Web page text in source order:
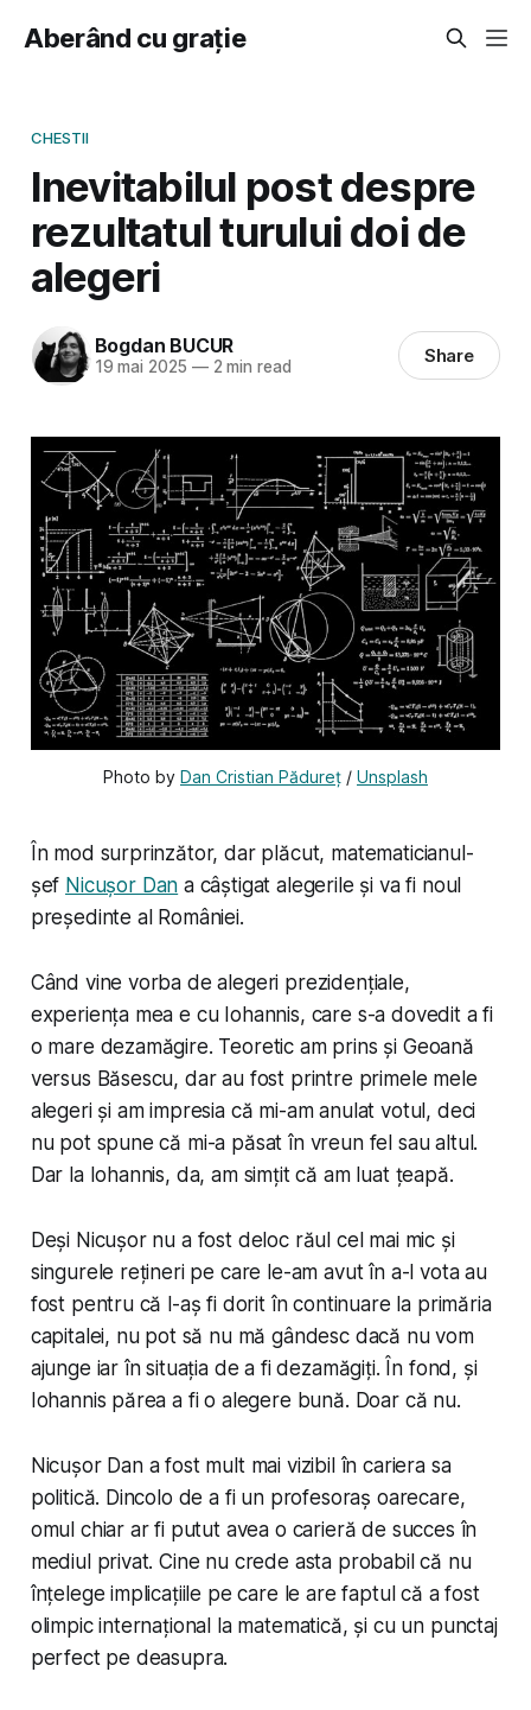
Aberând cu grație
CHESTII
Inevitabilul post despre
rezultatul turului doi de
alegeri
Bogdan BUCUR
19 mai 2025 —2 min read Share
Photo by Dan Cristian Pădureț / Unsplash
În mod surprinzător, dar plăcut, matematicianul-
șef Nicușor Dan a câștigat alegerile și va fi noul
președinte al României.
Când vine vorba de alegeri prezidențiale,
experiența mea e cu Iohannis, care s-a dovedit a fi
o mare dezamăgire. Teoretic am prins și Geoană
versus Băsescu, dar au fost printre primele mele
alegeri și am impresia că mi-am anulat votul, deci
nu pot spune că mi-a păsat în vreun fel sau altul.
Dar la Iohannis, da, am simțit că am luat țeapă.
Deși Nicușor nu a fost deloc răul cel mai mic și
singurele rețineri pe care le-am avut în a-l vota au
fost pentru că l-aș fi dorit în continuare la primăria
capitalei, nu pot să nu mă gândesc dacă nu vom
ajunge iar în situația de a fi dezamăgiți. În fond, și
Iohannis părea a fi o alegere bună. Doar că nu.
Nicușor Dan a fost mult mai vizibil în cariera sa
politică. Dincolo de a fi un profesoraș oarecare,
omul chiar ar fi putut avea o carieră de succes în
mediul privat. Cine nu crede asta probabil că nu
înțelege implicațiile pe care le are faptul că a fost
olimpic internațional la matematică, și cu un punctaj
perfect pe deasupra.